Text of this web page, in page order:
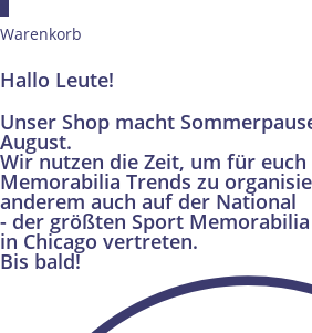
Warenkorb
Hallo Leute!
Unser Shop macht
August.
Wir nutzen die Zeit, um für euch
Memorabilia Trends zu
anderem auch auf der National
- der größten Sport
in Chicago vertreten.
Bis bald!